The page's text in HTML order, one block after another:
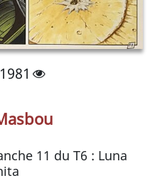
1981
11 du T6 : Luna